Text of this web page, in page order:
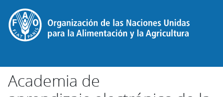
Salta al contenido principal
Academia de